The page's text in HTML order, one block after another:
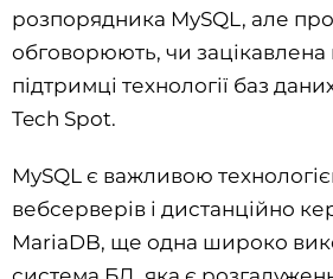
розпорядника MySQL, але
обговорюють, чи зацікавлена
підтримці технології баз
Tech Spot.
MySQL є важливою
вебсерверів і дистанційно
MariaDB, ще одна широко